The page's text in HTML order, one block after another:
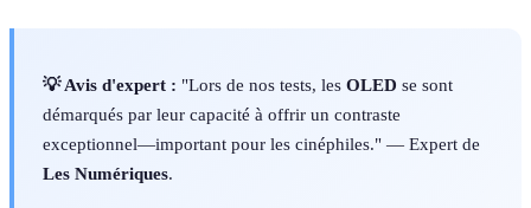
💡 Avis d'expert : "Lors de nos tests, les OLED se sont
démarqués par leur capacité à offrir un contraste
exceptionnel—important pour les cinéphiles." — Expert de
Les Numériques.